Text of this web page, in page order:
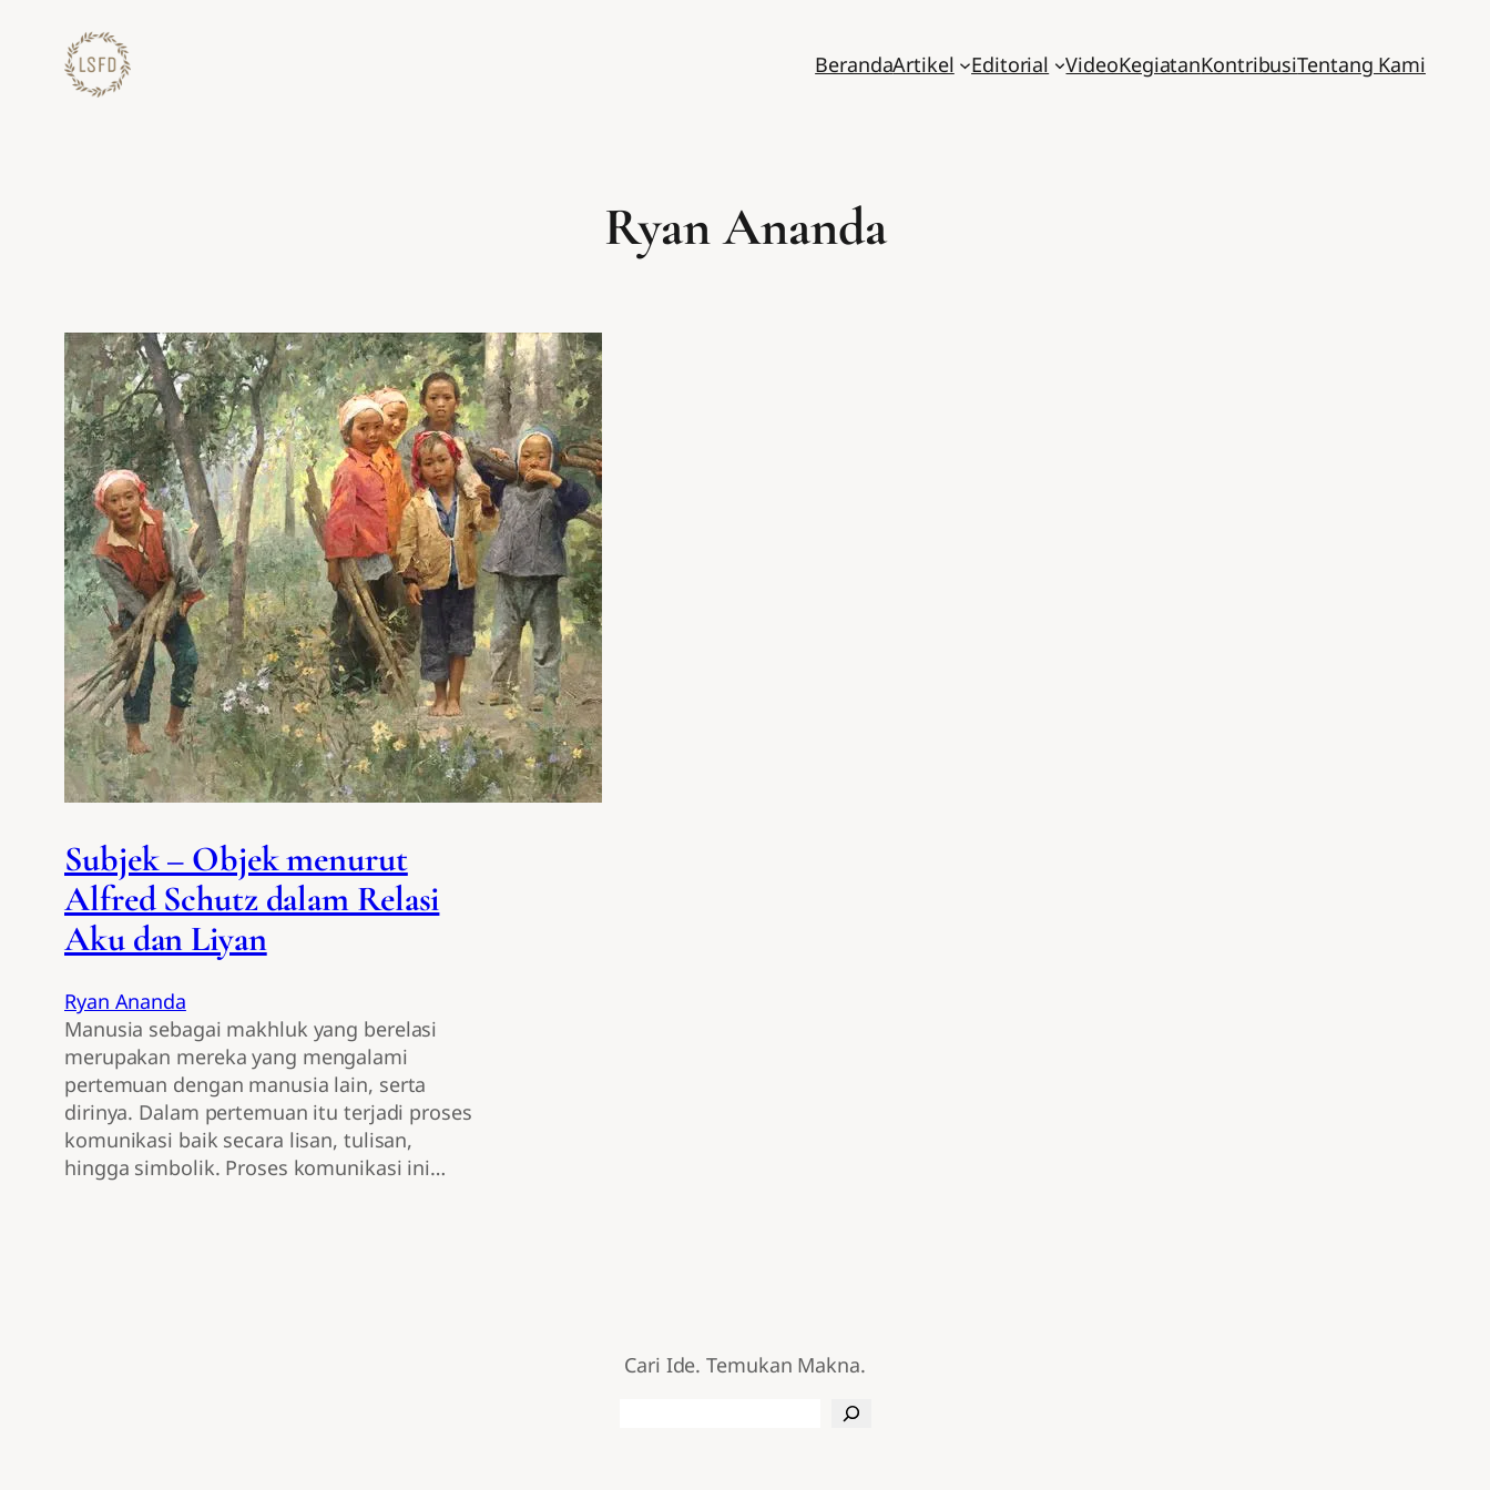
konten
BerandaArtikel Editorial VideoKegiatanKontribusiTentang Kami
Ryan Ananda
Subjek – Objek menurut
Alfred Schutz dalam Relasi
Aku dan Liyan
Ryan Ananda
Manusia sebagai makhluk yang berelasi
merupakan mereka yang mengalami
pertemuan dengan manusia lain, serta
dirinya. Dalam pertemuan itu terjadi proses
komunikasi baik secara lisan, tulisan,
hingga simbolik. Proses komunikasi ini…
Cari Ide. Temukan Makna.